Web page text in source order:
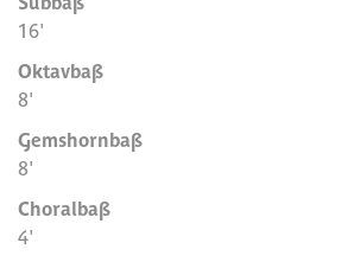
16'
Oktavbaß
8'
Gemshornbaß
8'
Choralbaß
4'